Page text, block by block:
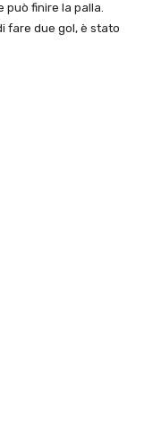
può finire la palla.
fare due gol, è stato